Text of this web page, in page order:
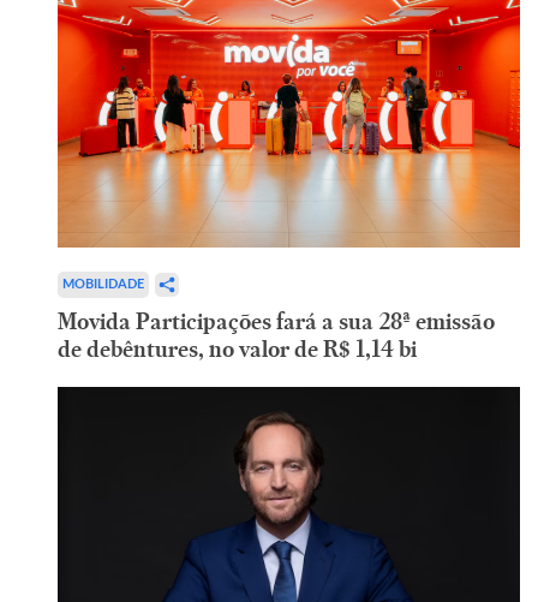
MOBILIDADE
Movida Participações fará a sua 28ª emissão
de debêntures, no valor de R$ 1,14 bi